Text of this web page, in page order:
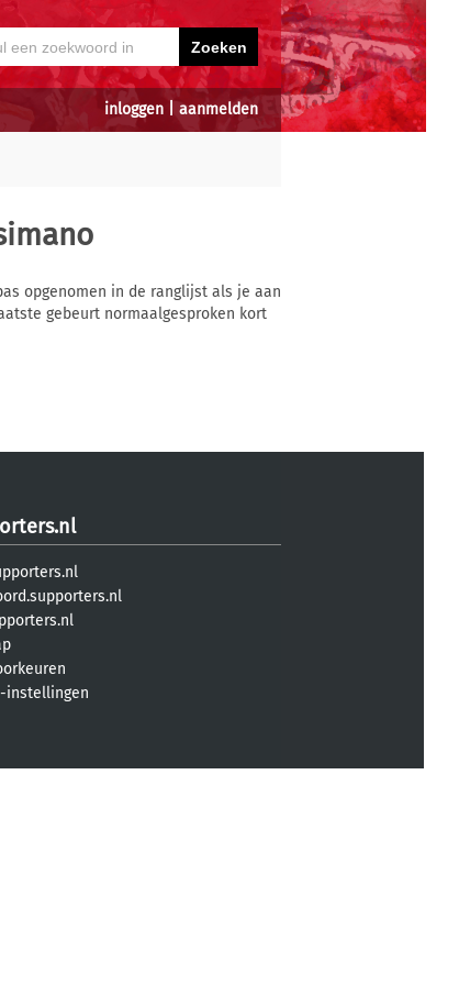
inloggen aanmelden
opgenomen in de ranglijst als je aan
gebeurt normaalgesproken kort
instellingen